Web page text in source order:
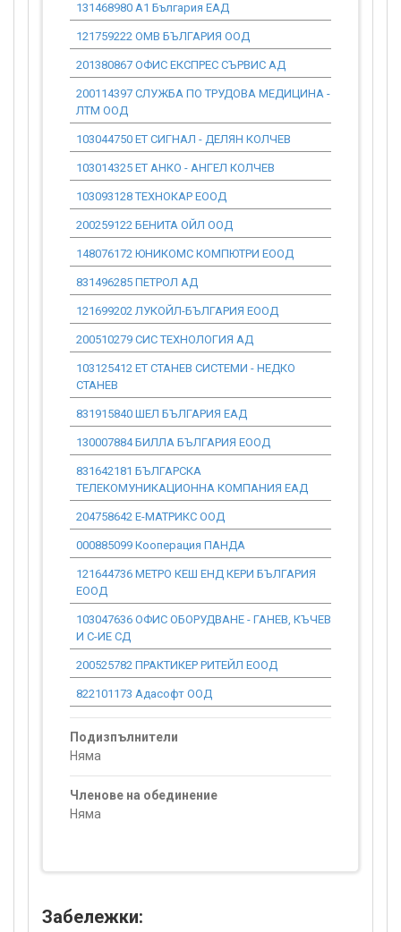
131468980 А1 България ЕАД
121759222 ОМВ БЪЛГАРИЯ ООД
201380867 ОФИС ЕКСПРЕС СЪРВИС АД
200114397 СЛУЖБА ПО ТРУДОВА МЕДИЦИНА -
ЛТМ ООД
103044750 ЕТ СИГНАЛ - ДЕЛЯН КОЛЧЕВ
103014325 ЕТ АНКО - АНГЕЛ КОЛЧЕВ
103093128 ТЕХНОКАР ЕООД
200259122 БЕНИТА ОЙЛ ООД
148076172 ЮНИКОМС КОМПЮТРИ ЕООД
831496285 ПЕТРОЛ АД
121699202 ЛУКОЙЛ-БЪЛГАРИЯ ЕООД
200510279 СИС ТЕХНОЛОГИЯ АД
103125412 ЕТ СТАНЕВ СИСТЕМИ - НЕДКО
СТАНЕВ
831915840 ШЕЛ БЪЛГАРИЯ ЕАД
130007884 БИЛЛА БЪЛГАРИЯ ЕООД
831642181 БЪЛГАРСКА
ТЕЛЕКОМУНИКАЦИОННА КОМПАНИЯ ЕАД
204758642 Е-МАТРИКС ООД
000885099 Кооперация ПАНДА
121644736 МЕТРО КЕШ ЕНД КЕРИ БЪЛГАРИЯ
ЕООД
103047636 ОФИС ОБОРУДВАНЕ - ГАНЕВ, КЪЧЕВ
И С-ИЕ СД
200525782 ПРАКТИКЕР РИТЕЙЛ ЕООД
822101173 Адасофт ООД
Подизпълнители
Няма
Членове на обединение
Няма
Забележки: